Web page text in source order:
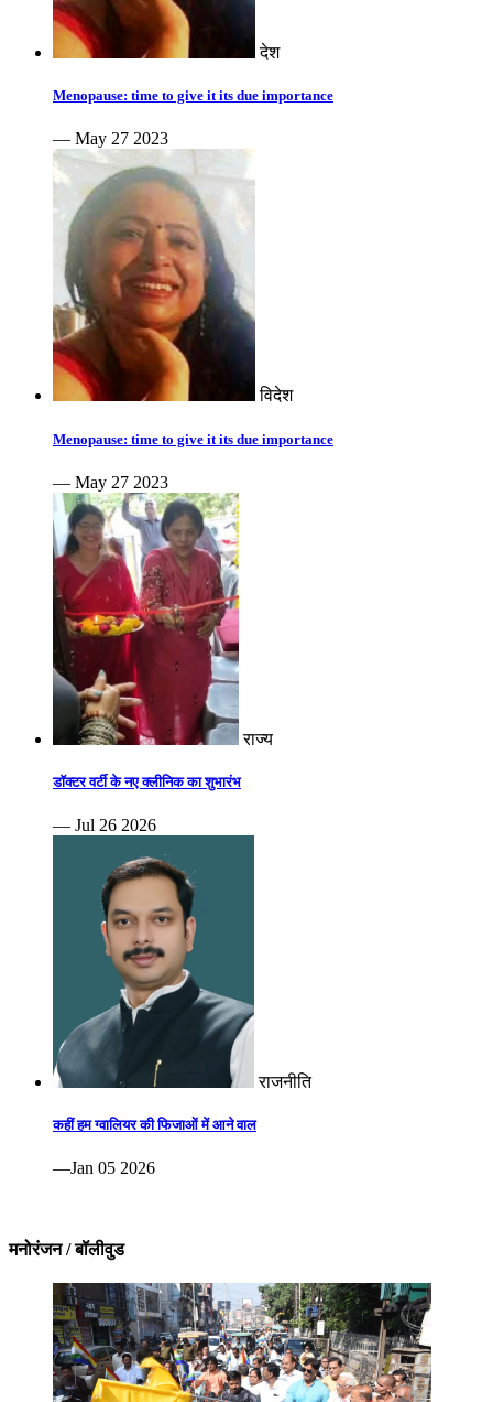
देश
Menopause: time to give it its due importance
— May 27 2023
विदेश
Menopause: time to give it its due importance
— May 27 2023
राज्य
डॉक्टर वर्टी के नए क्लीनिक का शुभारंभ
— Jul 26 2026
राजनीति
कहीं हम ग्वालियर की फिजाओं में आने वाल
—Jan 05 2026
मनोरंजन / बॉलीवुड